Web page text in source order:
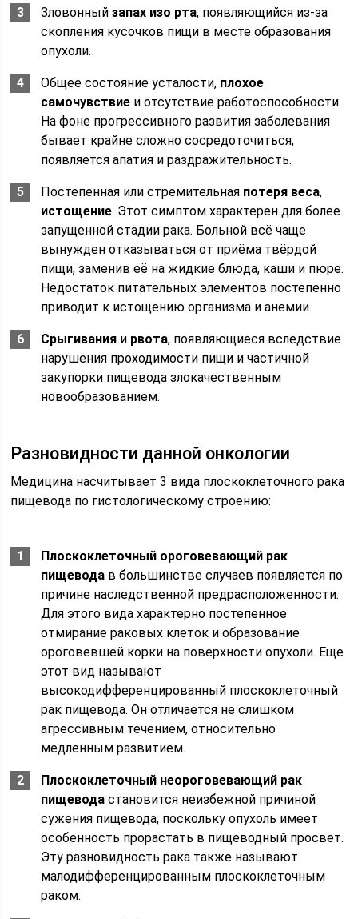
Зловонныйзапах изо рта, появляющийся из-за
скопления кусочков пищи в месте образования
опухоли.
Общее состояние усталости, плохое
самочувствие и отсутствие работоспособности.
На фоне прогрессивного развития заболевания
бывает крайне сложно сосредоточиться,
появляется апатия и раздражительность.
Постепенная или стремительная потеря веса,
истощение. Этот симптом характерен для более
запущенной стадии рака. Больной всё чаще
вынужден отказываться от приёма твёрдой
пищи, заменив её на жидкие блюда, каши и пюре.
Недостаток питательных элементов постепенно
приводит к истощению организма и анемии.
Срыгивания и рвота, появляющиеся вследствие
нарушения проходимости пищи и частичной
закупорки пищевода злокачественным
новообразованием.
Разновидности данной онкологии
Медицина насчитывает 3 вида плоскоклеточного рака
пищевода по гистологическому строению:
Плоскоклеточный ороговевающий рак
пищевода в большинстве случаев появляется по
причине наследственной предрасположенности.
Для этого вида характерно постепенное
отмирание раковых клеток и образование
ороговевшей корки на поверхности опухоли. Еще
этот вид называют
высокодифференцированный плоскоклеточный
рак пищевода. Он отличается не слишком
агрессивным течением, относительно
медленным развитием.
Плоскоклеточный неороговевающий рак
пищевода становится неизбежной причиной
сужения пищевода, поскольку опухоль имеет
особенность прорастать в пищеводный просвет.
Эту разновидность рака также называют
малодифференцированным плоскоклеточным
раком.